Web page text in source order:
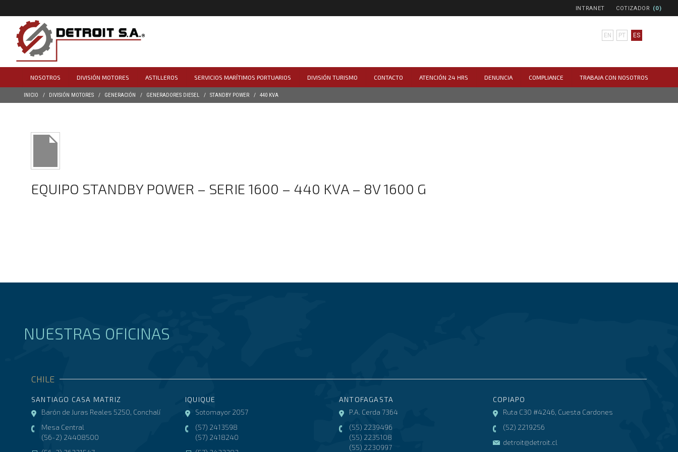
INTRANET COTIZADOR (0)
EN PT ES
NOSOTROS DIVISIÓN MOTORES ASTILLEROS SERVICIOS MARÍTIMOS PORTUARIOS DIVISIÓN TURISMO CONTACTO ATENCIÓN 24 HRS DENUNCIA COMPLIANCE TRABAJA CON NOSOTROS
INICIO DIVISIÓN MOTORES GENERACIÓN GENERADORES DIESEL STANDBY POWER 440 KVA
EQUIPO STANDBY POWER – SERIE 1600 – 440 KVA – 8V 1600 G
NUESTRAS OFICINAS
CHILE
SANTIAGO CASA MATRIZ
Barón de Juras Reales 5250, Conchalí
Mesa Central
(56-2) 24408500
IQUIQUE
Sotomayor 2057
(57) 2413598
(57) 2418240
ANTOFAGASTA
P.A. Cerda 7364
(55) 2239496
(55) 2235108
(55) 2230997
COPIAPO
Ruta C30 #4246, Cuesta Cardones
(52) 2219256
detroit@detroit.cl